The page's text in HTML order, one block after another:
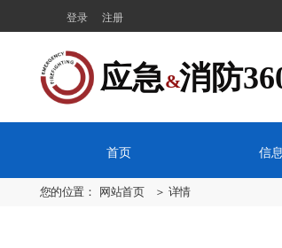
登录 注册
应急  消防
&
首页 信
您的位置： 网站首页 ＞ 详情